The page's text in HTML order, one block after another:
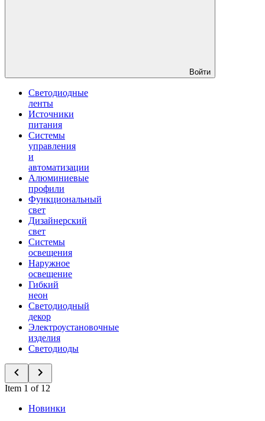
Войти
Светодиодные
ленты
Источники
питания
Системы
управления
и
автоматизации
Алюминиевые
профили
Функциональный
свет
Дизайнерский
свет
Системы
освещения
Наружное
освещение
Гибкий
неон
Светодиодный
декор
Электроустановочные
изделия
Светодиоды
Item 1 of 12
Новинки